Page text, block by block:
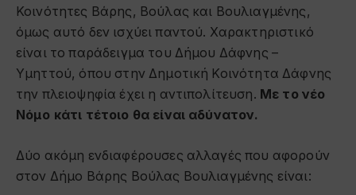
Κοινότητες Βάρης, Βούλας και Βουλιαγμένης,
όμως αυτό δεν ισχύει παντού. Χαρακτηριστικό
είναι το παράδειγμα του Δήμου Δάφνης –
Υμηττού, όπου στην Δημοτική Κοινότητα Δάφνης
την πλειοψηφία έχει η αντιπολίτευση. Με το νέο
Νόμο κάτι τέτοιο θα είναι αδύνατον.
Δύο ακόμη ενδιαφέρουσες αλλαγές που αφορούν
στον Δήμο Βάρης Βούλας Βουλιαγμένης είναι: